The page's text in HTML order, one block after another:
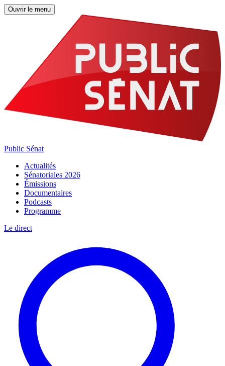
Ouvrir le menu
Public Sénat
Actualités
Sénatoriales 2026
Émissions
Documentaires
Podcasts
Programme
Le direct